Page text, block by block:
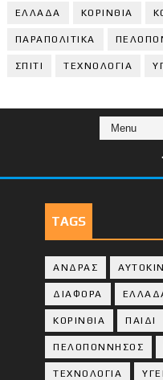
ΕΛΛΑΔΑ ΚΟΡΙΝΘΙΑ
ΠΑΡΑΠΟΛΙΤΙΚΑ
ΣΠΙΤΙ ΤΕΧΝΟΛΟΓΙΑ
TAGS
ΑΝΔΡΑΣ
ΔΙΑΦΟΡΑ
ΚΟΡΙΝΘΙA ΠΑΙΔΙ
ΠΕΛΟΠΟΝΝΗΣΟΣ
ΤΕΧΝΟΛΟΓΙΑ